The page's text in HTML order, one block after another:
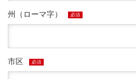
州（ローマ字） 必須
市区 必須